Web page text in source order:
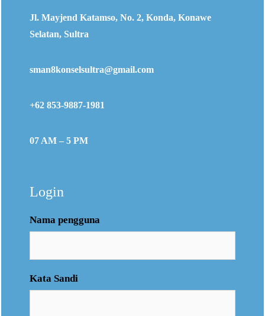
Jl. Mayjend Katamso, No. 2, Konda, Konawe
Selatan, Sultra
sman8konselsultra@gmail.com
+62 853-9887-1981
07 AM – 5 PM
Login
Nama pengguna
Kata Sandi